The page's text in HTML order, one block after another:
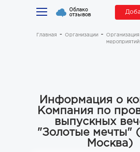
Облако
отзывов
Главная Организации
Организация
мероприятий
Информация о
Компания по
выпускных
"Золотые мечты"
Москва)